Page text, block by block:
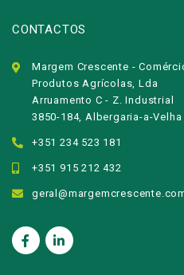
CONTACTOS
Margem Crescente -
Produtos Agrícolas, Lda
Arruamento C - Z. Industrial
3850-184, Albergaria-a-Velha
+351 234 523 181
+351 915 212 432